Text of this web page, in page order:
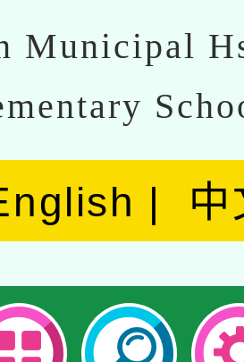
Municipal
中